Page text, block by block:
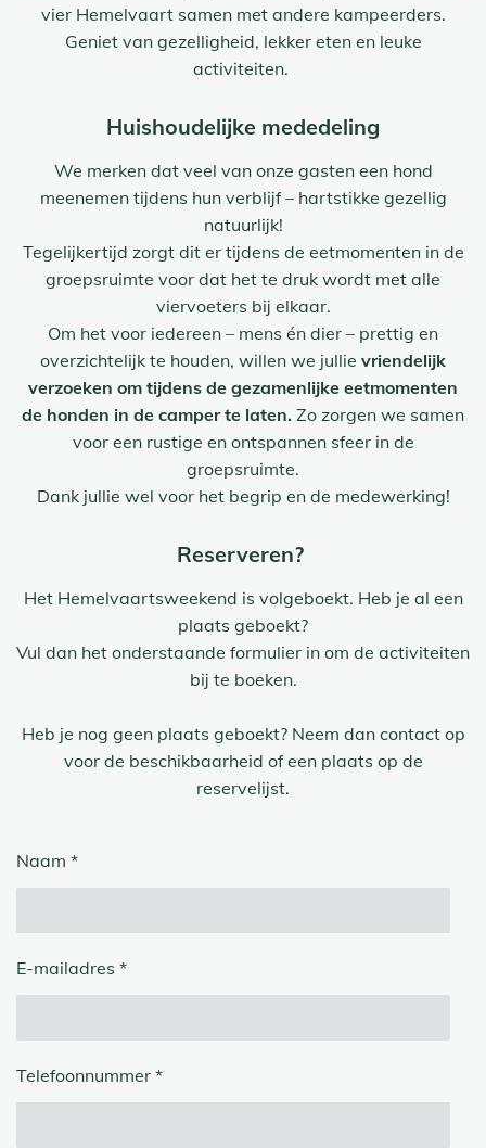
vier Hemelvaart samen met andere kampeerders.
Geniet van gezelligheid, lekker eten en leuke
activiteiten.
Huishoudelijke mededeling
We merken dat veel van onze gasten een hond
meenemen tijdens hun verblijf – hartstikke gezellig
natuurlijk!
Tegelijkertijd zorgt dit er tijdens de eetmomenten in de
groepsruimte voor dat het te druk wordt met alle
viervoeters bij elkaar.
Om het voor iedereen – mens én dier – prettig en
overzichtelijk te houden, willen we jullie vriendelijk
verzoeken om tijdens de gezamenlijke eetmomenten
de honden in de camper te laten. Zo zorgen we samen
voor een rustige en ontspannen sfeer in de
groepsruimte.
Dank jullie wel voor het begrip en de medewerking!
Reserveren?
Het Hemelvaartsweekend is volgeboekt. Heb je al een
plaats geboekt?
Vul dan het onderstaande formulier in om de activiteiten
bij te boeken.
Heb je nog geen plaats geboekt? Neem dan contact op
voor de beschikbaarheid of een plaats op de
reservelijst.
Naam *
E-mailadres *
Telefoonnummer *